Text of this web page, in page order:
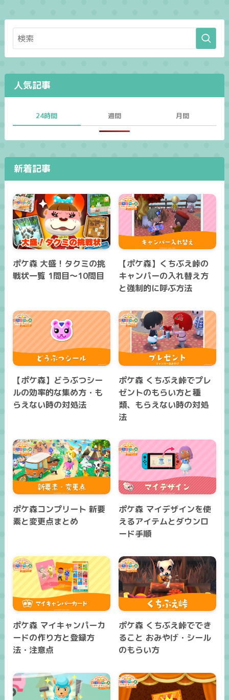
人気記事
24時間 週間 月間
新着記事
ポケ森 大盛！タクミの挑
戦状一覧 1問目～10問目
【ポケ森】くちぶえ峠の
キャンパーの入れ替え方
と強制的に呼ぶ方法
【ポケ森】どうぶつシー
ルの効率的な集め方・も
らえない時の対処法
ポケ森 くちぶえ峠でプレ
ゼントのもらい方と種
類、もらえない時の対処
法
ポケ森コンプリート 新要
素と変更点まとめ
ポケ森 マイデザインを使
えるアイテムとダウンロ
ード手順
ポケ森 マイキャンパーカ
ードの作り方と登録方
法・注意点
ポケ森 くちぶえ峠ででき
ること おみやげ・シール
のもらい方